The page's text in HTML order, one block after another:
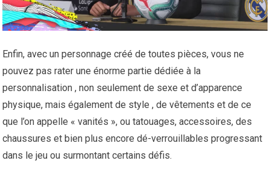
Enfin, avec un personnage créé de toutes pièces, vous ne
pouvez pas rater une énorme partie dédiée à la
personnalisation , non seulement de sexe et d’apparence
physique, mais également de style , de vêtements et de ce
que l’on appelle « vanités », ou tatouages, accessoires, des
chaussures et bien plus encore dé-verrouillables progressant
dans le jeu ou surmontant certains défis.